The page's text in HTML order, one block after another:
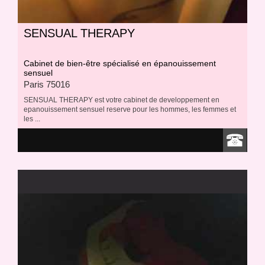
SENSUAL THERAPY
Cabinet de bien-être spécialisé en épanouissement
sensuel
Paris 75016
SENSUAL THERAPY est votre cabinet de developpement en
epanouissement sensuel reserve pour les hommes, les femmes et
les ...